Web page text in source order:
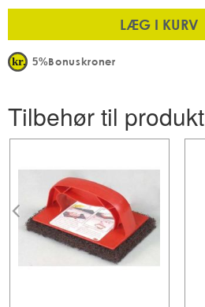
LÆG I KURV
5%Bonuskroner
Tilbehør til produkt